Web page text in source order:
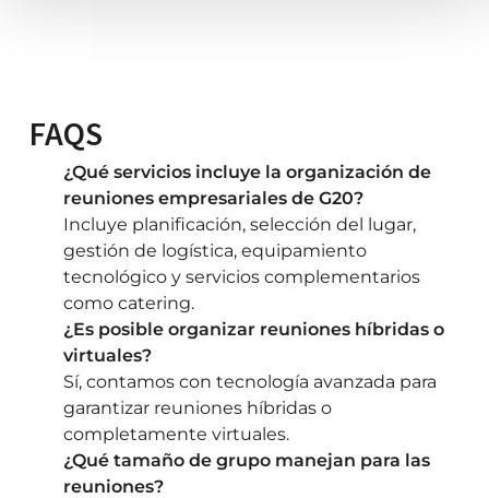
FAQS
¿Qué servicios incluye la organización de
reuniones empresariales de G20?
Incluye planificación, selección del lugar,
gestión de logística, equipamiento
tecnológico y servicios complementarios
como catering.
¿Es posible organizar reuniones híbridas o
virtuales?
Sí, contamos con tecnología avanzada para
garantizar reuniones híbridas o
completamente virtuales.
¿Qué tamaño de grupo manejan para las
reuniones?